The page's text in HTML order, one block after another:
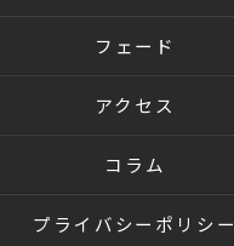
フェード
アクセス
コラム
プライバシーポリシー